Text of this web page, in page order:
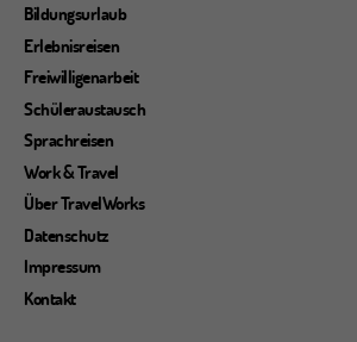
Bildungsurlaub
Erlebnisreisen
Freiwilligenarbeit
Schüleraustausch
Sprachreisen
Work & Travel
Über TravelWorks
Datenschutz
Impressum
Kontakt